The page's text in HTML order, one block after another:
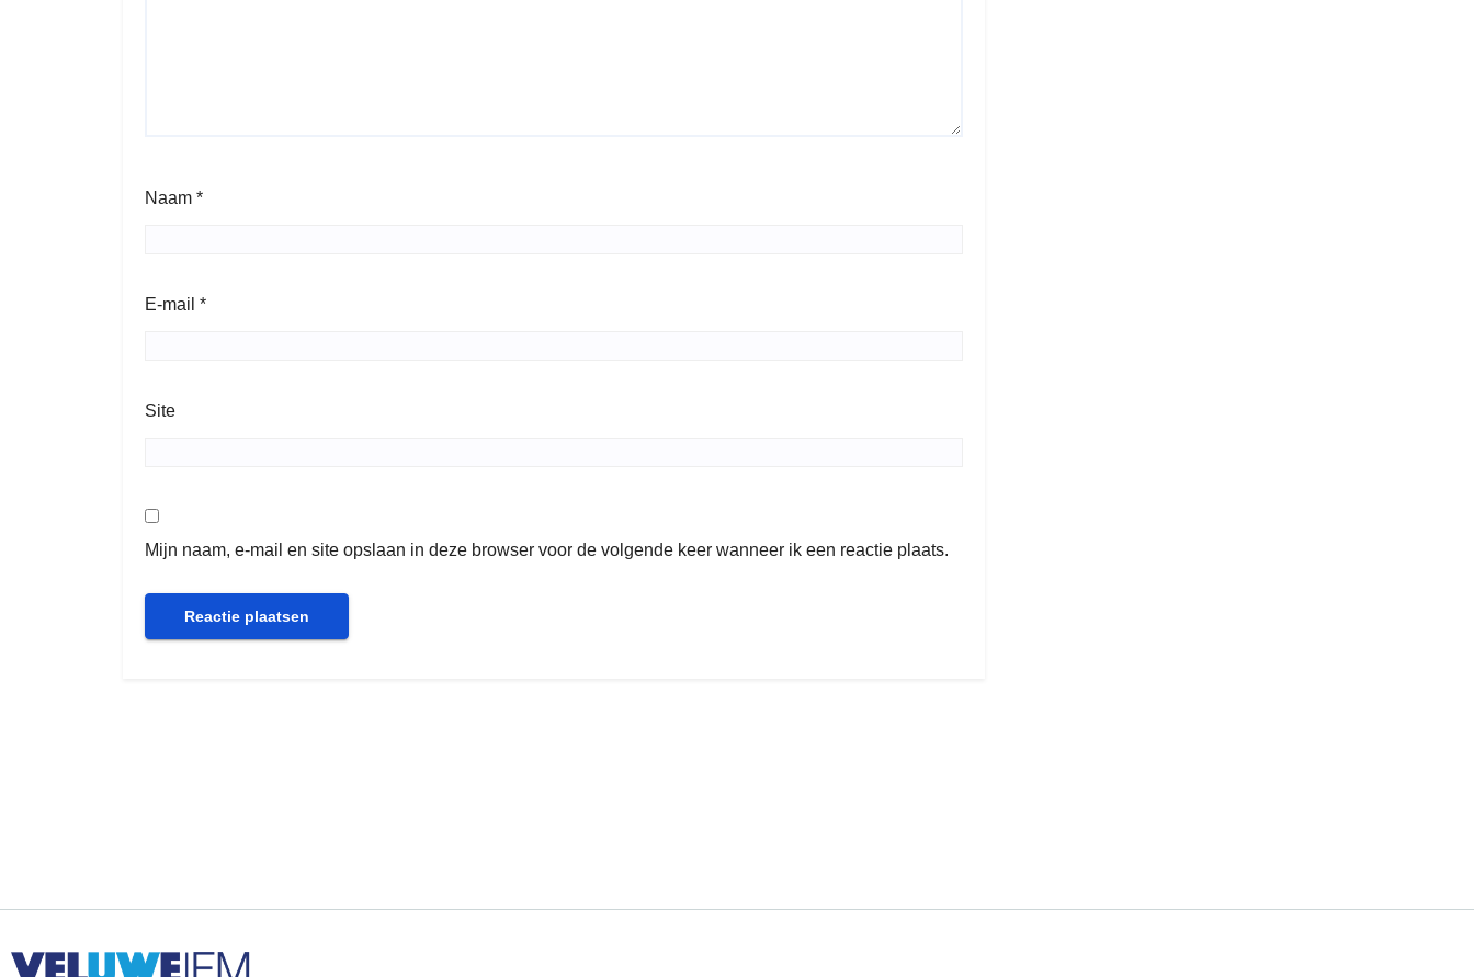
Naam *
E-mail *
Site
Mijn naam, e-mail en site opslaan in deze browser voor de volgende keer wanneer ik een reactie plaats.